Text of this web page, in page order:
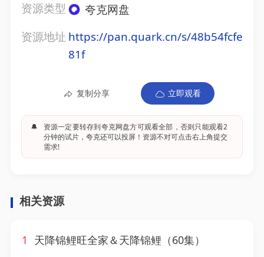
资源类型
夸克网盘
资源地址 https://pan.quark.cn/s/48b54fcfe
81f
复制分享 立即观看
🔔
资源一定要转存到夸克网盘方可观看全部，否则只能观看2
分钟的试片，夸克还可以投屏！资源不对可点击右上角提交
需求!
相关资源
1
天降锦鲤旺全家＆天降锦鲤（60集）